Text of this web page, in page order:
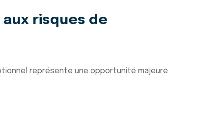
risques de
représente une opportunité majeure